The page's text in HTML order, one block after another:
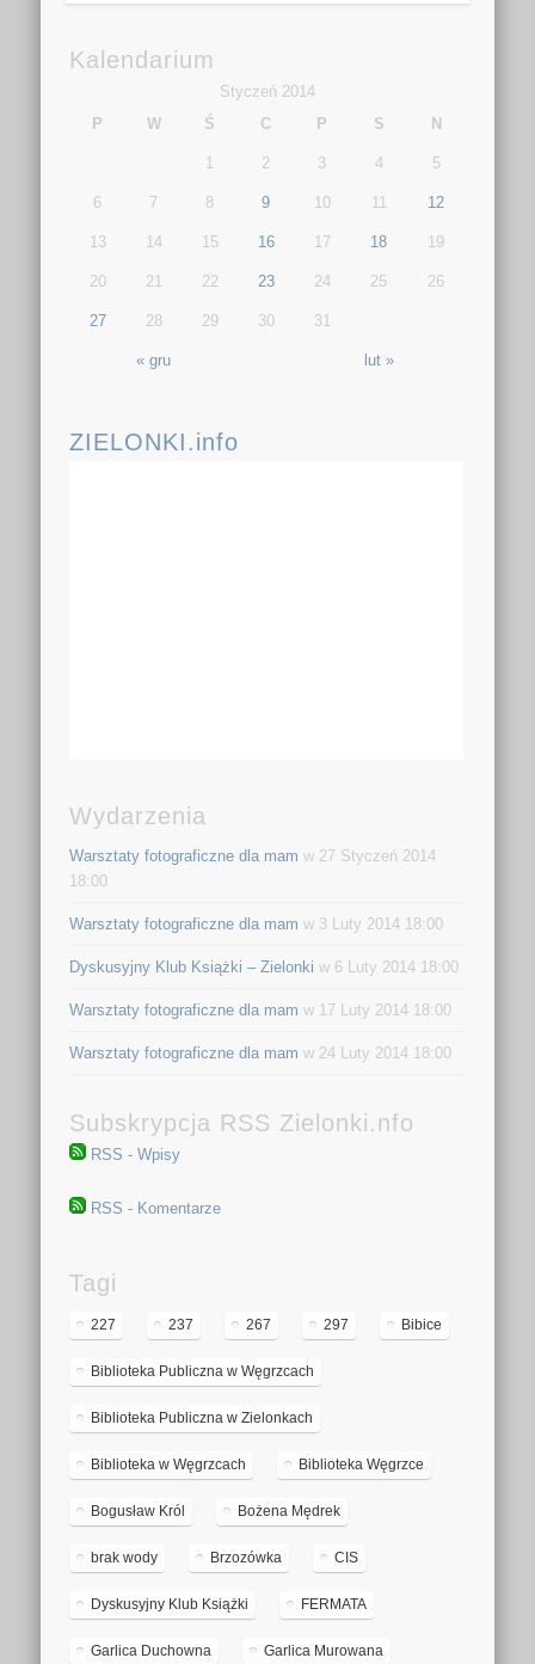
Kalendarium
Styczeń 2014
P
W Ś C P S N
« gru lut »
1 2 3 4 5
6 7 8 9 10 11 12
13 14 15 16 17 18 19
20 21 22 23 24 25 26
27 28 29 30 31
ZIELONKI.info
Wydarzenia
Warsztaty fotograficzne dla mam w 27 Styczeń 2014
18:00
Warsztaty fotograficzne dla mam w 3 Luty 2014 18:00
Dyskusyjny Klub Książki – Zielonki w 6 Luty 2014 18:00
Warsztaty fotograficzne dla mam w 17 Luty 2014 18:00
Warsztaty fotograficzne dla mam w 24 Luty 2014 18:00
Subskrypcja RSS Zielonki.nfo
RSS - Wpisy
RSS - Komentarze
Tagi
227 237 267 297 Bibice
Biblioteka Publiczna w Węgrzcach
Biblioteka Publiczna w Zielonkach
Biblioteka w Węgrzcach Biblioteka Węgrzce
Bogusław Król Bożena Mędrek
brak wody Brzozówka CIS
Dyskusyjny Klub Książki FERMATA
Garlica Duchowna Garlica Murowana